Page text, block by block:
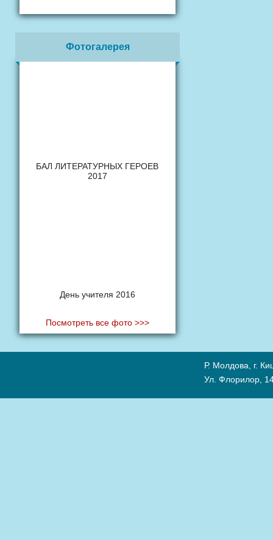
Фотогалерея
БАЛ ЛИТЕРАТУРНЫХ ГЕРОЕВ
2017
День учителя 2016
Посмотреть все фото >>>
Р. Молдова, г.
Ул. Флорилор,